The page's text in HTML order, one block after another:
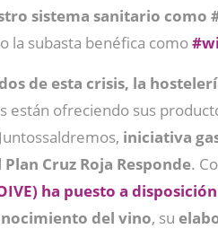
sistema sanitario como
la subasta benéfica como
de esta crisis, la
están ofreciendo sus
iniciativa
Cruz Roja Responde.
ha puesto a
del vino, su